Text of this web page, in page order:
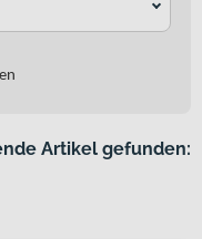
Artikel gefunden: